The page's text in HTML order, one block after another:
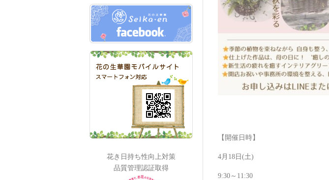
【開催日時】
4月18日(土)
9:30～11:30
花き日持ち性向上対策
品質管理認証取得